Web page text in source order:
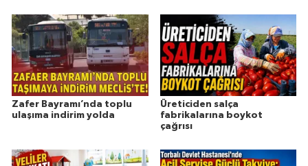
Zafer Bayramı’nda toplu
ulaşıma indirim yolda
Üreticiden salça
fabrikalarına boykot
çağrısı